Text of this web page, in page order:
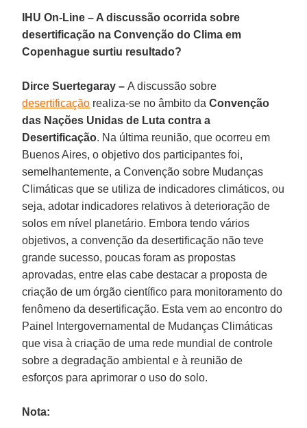
IHU On-Line – A discussão ocorrida sobre
desertificação na Convenção do Clima em
Copenhague surtiu resultado?
Dirce Suertegaray –A discussão sobre
desertificação realiza-se no âmbito da Convenção
das Nações Unidas de Luta contra a
Desertificação. Na última reunião, que ocorreu em
Buenos Aires, o objetivo dos participantes foi,
semelhantemente, a Convenção sobre Mudanças
Climáticas que se utiliza de indicadores climáticos, ou
seja, adotar indicadores relativos à deterioração de
solos em nível planetário. Embora tendo vários
objetivos, a convenção da desertificação não teve
grande sucesso, poucas foram as propostas
aprovadas, entre elas cabe destacar a proposta de
criação de um órgão científico para monitoramento do
fenômeno da desertificação. Esta vem ao encontro do
Painel Intergovernamental de Mudanças Climáticas
que visa à criação de uma rede mundial de controle
sobre a degradação ambiental e à reunião de
esforços para aprimorar o uso do solo.
Nota: